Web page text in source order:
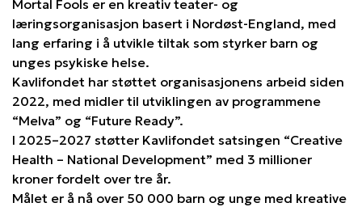
Mortal Fools er en kreativ teater- og
læringsorganisasjon basert i Nordøst-England, med
lang erfaring i å utvikle tiltak som styrker barn og
unges psykiske helse.
Kavlifondet har støttet organisasjonens arbeid siden
2022, med midler til utviklingen av programmene
“Melva” og “Future Ready”.
I 2025–2027 støtter Kavlifondet satsingen “Creative
Health – National Development” med 3 millioner
kroner fordelt over tre år.
Målet er å nå over 50 000 barn og unge med kreative